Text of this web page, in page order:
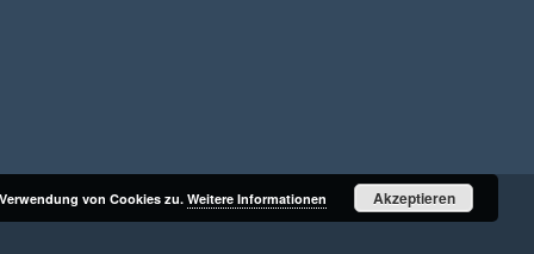
von Cookies zu.Weitere Informationen Akzeptieren